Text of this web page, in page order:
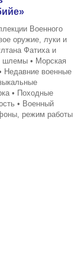
Военного
оружие, луки и
Фатиха и
шлемы • Морская
Недавние военные
• Походные
• Военный
режим работы